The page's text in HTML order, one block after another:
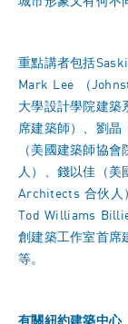
重點講者包括
Mark Lee （
大學設計學院建
席建築師）、劉晶
（美國建築師協
人）、錢以佳（
Architects 合伙人
Tod Williams
創建築工作室首席
等。
有關紐約建築中心